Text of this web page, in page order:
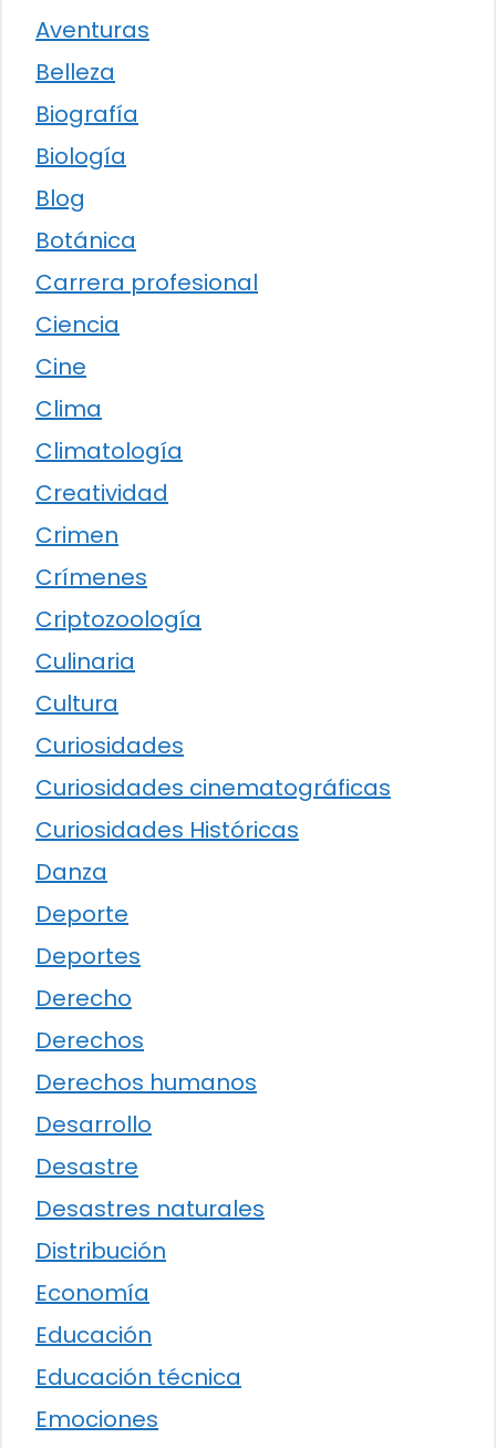
Aventuras
Belleza
Biografía
Biología
Blog
Botánica
Carrera profesional
Ciencia
Cine
Clima
Climatología
Creatividad
Crimen
Crímenes
Criptozoología
Culinaria
Cultura
Curiosidades
Curiosidades cinematográficas
Curiosidades Históricas
Danza
Deporte
Deportes
Derecho
Derechos
Derechos humanos
Desarrollo
Desastre
Desastres naturales
Distribución
Economía
Educación
Educación técnica
Emociones